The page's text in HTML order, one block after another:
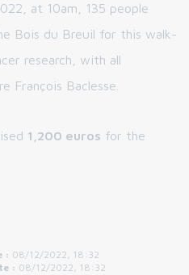
at 10am, 135 people
Bois du Breuil for this walk-
research, with all
François Baclesse.
1,200 euros for the
: 08/12/2022, 18:32
: 08/12/2022, 18:32